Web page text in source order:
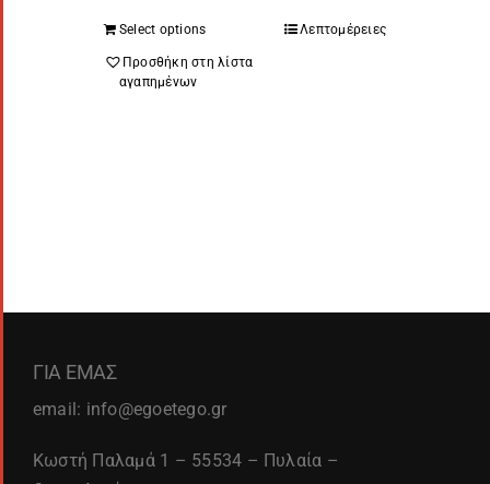
Select options Λεπτομέρειες
Προσθήκη στη λίστα
αγαπημένων
ΓΙΑ ΕΜΑΣ
email: info@egoetego.gr
Κωστή Παλαμά 1 – 55534 – Πυλαία –